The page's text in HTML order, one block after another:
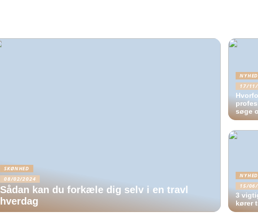
SKØNHED
08/02/2024
Sådan kan du forkæle dig selv i en travl
hverdag
17/
søge
15/
3
kører
Zoey: